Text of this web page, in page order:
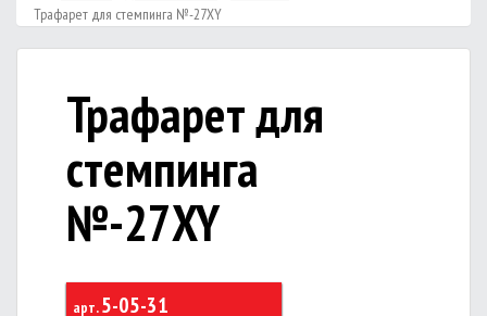
Трафарет для стемпинга №-27XY
Трафарет для
стемпинга
№-27XY
арт.5-05-31